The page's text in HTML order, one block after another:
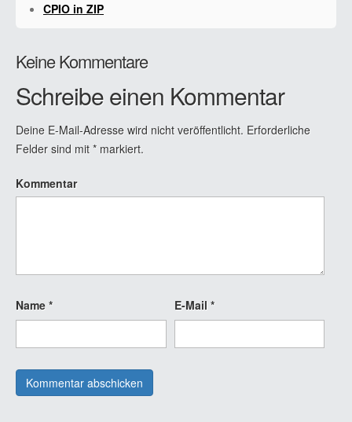
CPIO in ZIP
Keine Kommentare
Schreibe einen Kommentar
Deine E-Mail-Adresse wird nicht veröffentlicht. Erforderliche
Felder sind mit * markiert.
Kommentar
Name * E-Mail *